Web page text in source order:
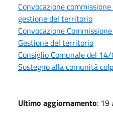
Convocazione
gestione del territorio
Convocazione
Gestione del territorio
Consiglio Comunale del
Sostegno alla comunità
Ultimo aggiornamento: 19